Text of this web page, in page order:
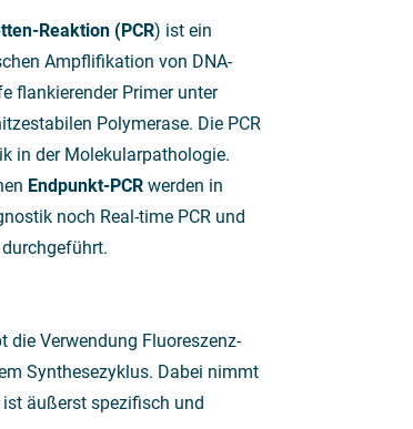
Reaktion (PCR) ist ein
Ampflifikation von DNA-
flankierender Primer unter
Polymerase. Die PCR
in der Molekularpathologie.
Endpunkt-PCRwerden in
noch Real-time PCR und
die Verwendung Fluoreszenz-
Synthesezyklus. Dabei nimmt
ist äußerst spezifisch und